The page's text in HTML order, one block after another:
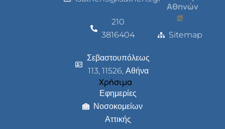
210
3816404
Σεβαστουπόλεως
113, 11526, Αθήνα
Χρήσιμα
Εφημερίες
Νοσοκομείων
Αττικής
Αθηνών
Sitemap